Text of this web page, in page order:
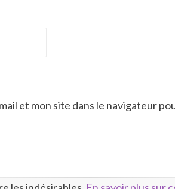
et mon site dans le navigateur